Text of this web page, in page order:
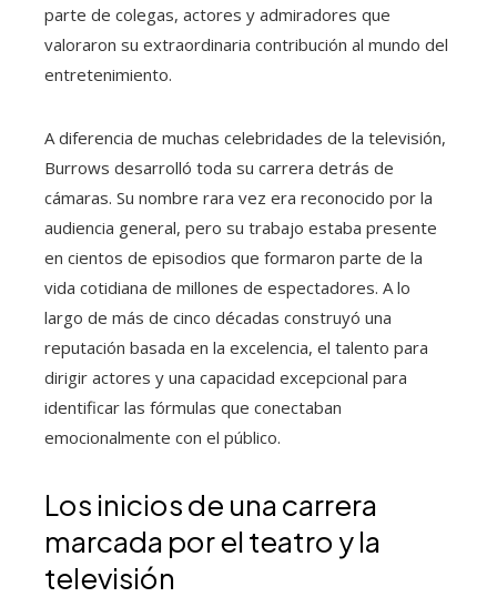
parte de colegas, actores y admiradores que
valoraron su extraordinaria contribución al mundo del
entretenimiento.
A diferencia de muchas celebridades de la televisión,
Burrows desarrolló toda su carrera detrás de
cámaras. Su nombre rara vez era reconocido por la
audiencia general, pero su trabajo estaba presente
en cientos de episodios que formaron parte de la
vida cotidiana de millones de espectadores. A lo
largo de más de cinco décadas construyó una
reputación basada en la excelencia, el talento para
dirigir actores y una capacidad excepcional para
identificar las fórmulas que conectaban
emocionalmente con el público.
Los inicios de una carrera
marcada por el teatro y la
televisión